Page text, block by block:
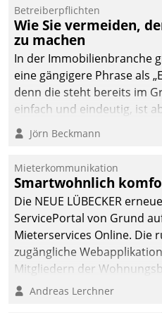
abgeben – rund um die
Uhr.
Betreiberpflichten
Wie Sie vermeiden,
zu machen
In der Immobilienbranche
eine gängigere Phrase als
denn die steht bereits im
einfach und eindeutig, ist
Branchenbeschäftigte
Verantwortung folgen
Jörn Beckmann
Mieterkommunikation
Smartwohnlich
Die NEUE LÜBECKER
ServicePortal von Grund
Mieterservices Online. Die
zugängliche
Mitgliedern der
Kontaktaufnahme per
Andreas Lerchner